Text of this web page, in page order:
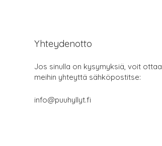
Yhteydenotto
Jos sinulla on kysymyksiä, voit ottaa
meihin yhteyttä sähköpostitse:
info@puuhyllyt.fi